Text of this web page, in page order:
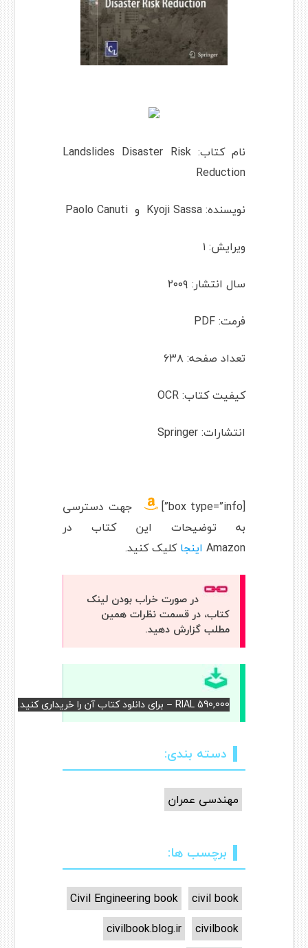
نام کتاب: Landslides Disaster Risk
Reduction
نویسنده: Kyoji Sassa و Paolo Canuti
ویرایش: ۱
سال انتشار: ۲۰۰۹
فرمت: PDF
تعداد صفحه: ۶۳۸
کیفیت کتاب: OCR
انتشارات: Springer
[box type=”info”]
جهت دسترسی
به توضیحات این کتاب در
Amazon اینجاکلیک کنید.
در صورت خراب بودن لینک
کتاب، در قسمت نظرات همین
مطلب گزارش دهید.
RIAL 590,000 – برای دانلود کتاب آن را خریداری کنید.
دسته بندی:
مهندسی عمران
برچسب ها:
civil book
Civil Engineering book
civilbook
civilbook.blog.ir